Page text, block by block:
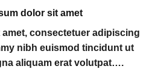
dolor sit amet
consectetuer adipiscing
nibh euismod tincidunt ut
aliquam erat volutpat….